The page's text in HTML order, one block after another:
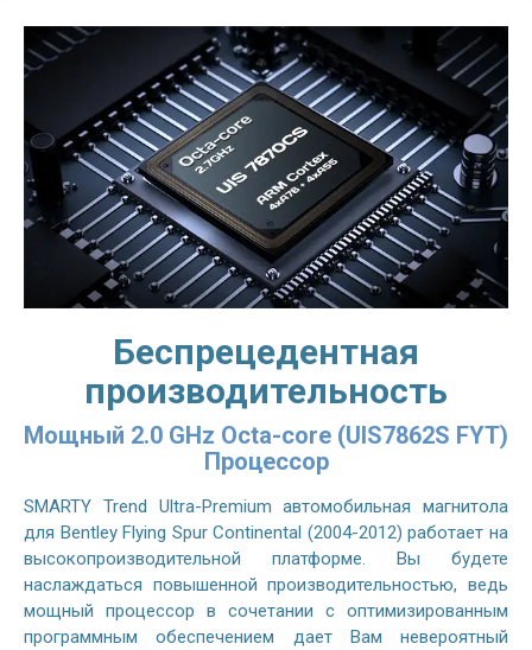
Беспрецедентная
производительность
Мощный 2.0 GHz Octa-core (UIS7862S FYT)
Процессор
SMARTY Trend Ultra-Premium автомобильная магнитола
для Bentley Flying Spur Continental (2004-2012) работает на
высокопроизводительной платформе. Вы будете
наслаждаться повышенной производительностью, ведь
мощный процессор в сочетании с оптимизированным
программным обеспечением дает Вам невероятный